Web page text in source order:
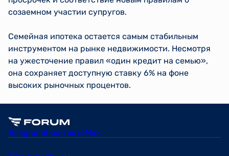
созаемном участии супругов.
Семейная ипотека остается самым стабильным
инструментом на рынке недвижимости. Несмотря
на ужесточение правил «один кредит на семью»,
она сохраняет доступную ставку 6% на фоне
высоких рыночных процентов.
TelegramВконтактеMax